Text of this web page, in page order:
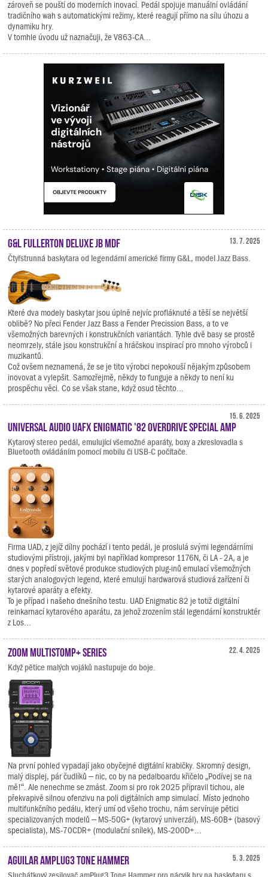
zároveň se pouští do moderních inovací. Pedál spojuje manuální ovládání
tradičního wah s automatickými režimy, které reagují přímo na sílu úhozu a
dynamiku hry.
V tomhle úvodu už naznačuji, že V863-CA...
13. 7. 2025
G&L Fullerton Deluxe JB MDF
Čtyřstrunná baskytara od legendární americké firmy G&L, model Jazz Bass.
Které dva modely baskytar jsou úplně nejvíc profláknuté a těší se největší
oblibě? No přeci Fender Jazz Bass a Fender Precission Bass, a to ve
všemožných barevných i konstrukčních variantách. Tyhle dvě basy se prostě
neomrzely, stále jsou konstrukční a hráčskou inspirací pro mnoho výrobců i
muzikantů.
Což ovšem neznamená, že se je tito výrobci nepokouší nějakým způsobem
inovovat a vylepšit. Samozřejmě, někdy to funguje a někdy to není ku
prospěchu věci. Co se však stane, když osud těchto...
15. 6. 2025
Universal Audio UAFX Enigmatic '82 Overdrive Special Amp
Kytarový stereo pedál, emulující všemožné aparáty, boxy a zkreslovadla s
Bluetooth ovládáním pomocí mobilu či USB-C počítače.
Firma UAD, z jejíž dílny pochází i tento pedál, je proslulá svými legendárními
studiovými přístroji, jakými byl například kompresor 1176N, či LA - 2A, a je
dnes v popředí světové produkce studiových plug-inů emulací všemožných
starých analogových legend, které emulují hardwarová studiová zařízení či
kytarové aparáty a efekty.
To je případ i našeho dnešního testu. UAD Enigmatic 82 je totiž digitální
reinkarnací kytarového aparátu, za jehož zrozením stál legendární konstruktér
z Los...
22. 4. 2025
Zoom MultiStomp+ Series
Když pětice malých vojáků nastupuje do boje.
Na první pohled vypadají jako obyčejné digitální krabičky. Skromný design,
malý displej, pár čudlíků – nic, co by na pedalboardu křičelo „Podívej se na
mě!“. Ale nenechme se zmást. Zoom si pro rok 2025 připravil tichou, ale
překvapivě silnou ofenzivu na poli digitálních amp simulací. Místo jednoho
multifunkčního pedálu, který umí od všeho trochu, nám servíruje pětici
specializovaných modelů – MS-50G+ (kytarový univerzál), MS-60B+ (basový
specialista), MS-70CDR+ (modulační snílek), MS-200D+...
5. 3. 2025
Aguilar amPlug3 Tone Hammer